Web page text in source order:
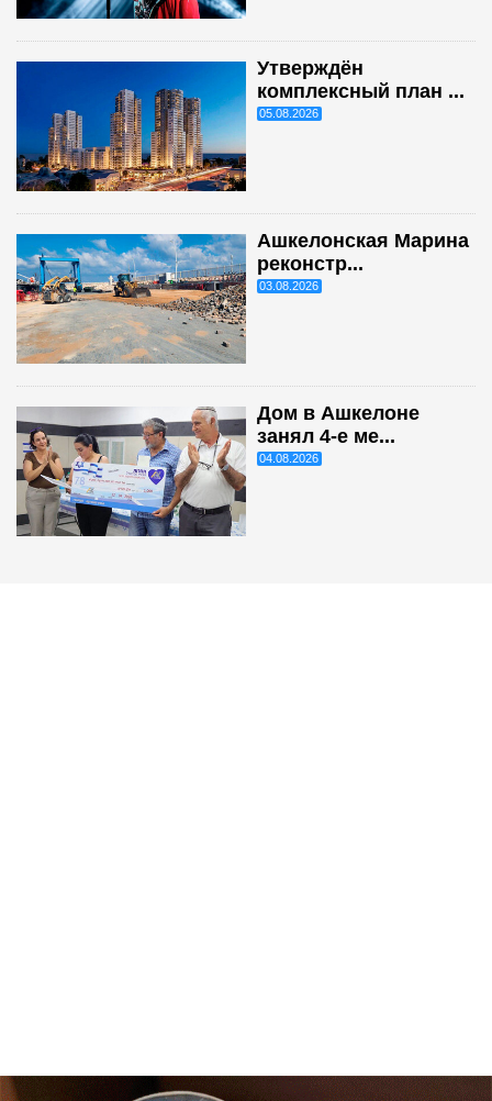
Утверждён
комплексный план ...
05.08.2026
Ашкелонская Марина
реконстр...
03.08.2026
Дом в Ашкелоне
занял 4-е ме...
04.08.2026